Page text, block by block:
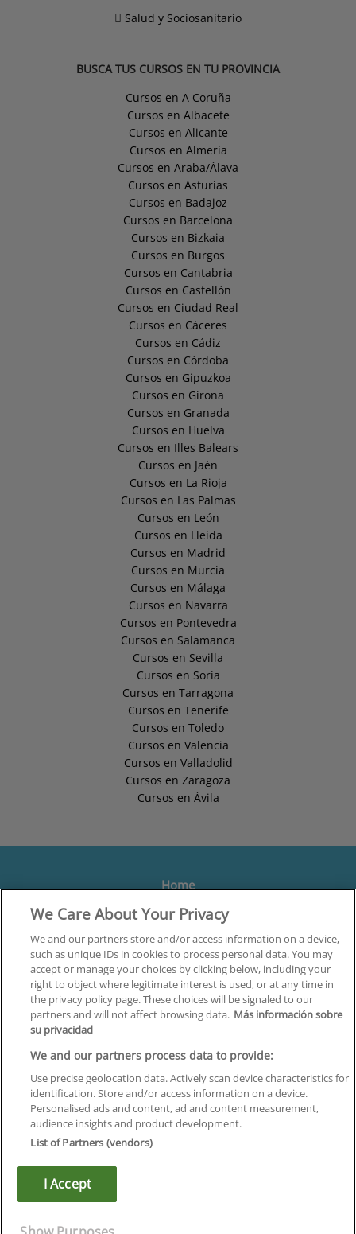
Salud y Sociosanitario
BUSCA TUS CURSOS EN TU PROVINCIA
Cursos en A Coruña
Cursos en Albacete
Cursos en Alicante
Cursos en Almería
Cursos en Araba/Álava
Cursos en Asturias
Cursos en Badajoz
Cursos en Barcelona
Cursos en Bizkaia
Cursos en Burgos
Cursos en Cantabria
Cursos en Castellón
Cursos en Ciudad Real
Cursos en Cáceres
Cursos en Cádiz
Cursos en Córdoba
Cursos en Gipuzkoa
Cursos en Girona
Cursos en Granada
Cursos en Huelva
Cursos en Illes Balears
Cursos en Jaén
Cursos en La Rioja
Cursos en Las Palmas
Cursos en León
Cursos en Lleida
Cursos en Madrid
Cursos en Murcia
Cursos en Málaga
Cursos en Navarra
Cursos en Pontevedra
Cursos en Salamanca
Cursos en Sevilla
Cursos en Soria
Cursos en Tarragona
Cursos en Tenerife
Cursos en Toledo
Cursos en Valencia
Cursos en Valladolid
Cursos en Zaragoza
Cursos en Ávila
Home
Formación
Centros
Orientación
Quiénes somos
Contacta
Aviso Legal
Política de Privacidad
Política de Cookies
Canal Ético
Infoempleo
We Care About Your Privacy
We and our partners store and/or access information on a device,
such as unique IDs in cookies to process personal data. You may
accept or manage your choices by clicking below, including your
right to object where legitimate interest is used, or at any time in
the privacy policy page. These choices will be signaled to our
partners and will not affect browsing data. Más información sobre
su privacidad
We and our partners process data to provide:
Use precise geolocation data. Actively scan device characteristics for
identification. Store and/or access information on a device.
Personalised ads and content, ad and content measurement,
audience insights and product development.
List of Partners (vendors)
I Accept